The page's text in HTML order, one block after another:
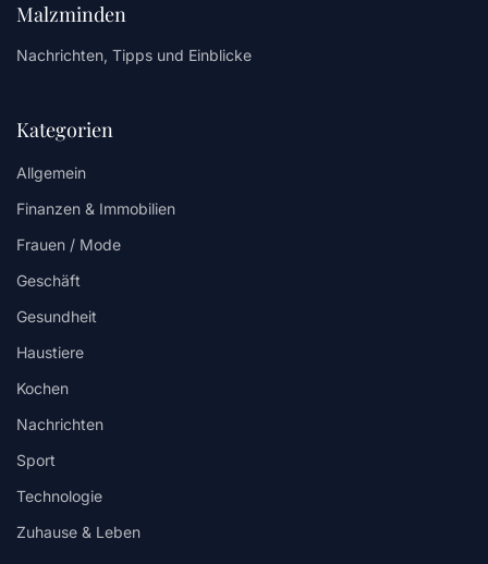
Malzminden
Nachrichten, Tipps und Einblicke
Kategorien
Allgemein
Finanzen & Immobilien
Frauen / Mode
Geschäft
Gesundheit
Haustiere
Kochen
Nachrichten
Sport
Technologie
Zuhause & Leben